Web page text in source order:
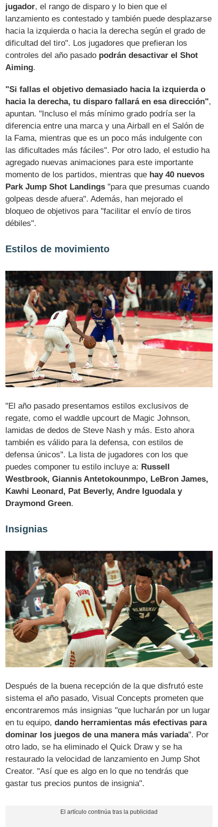
jugador, el rango de disparo y lo bien que el
lanzamiento es contestado y también puede desplazarse
hacia la izquierda o hacia la derecha según el grado de
dificultad del tiro". Los jugadores que prefieran los
controles del año pasado podrán desactivar el Shot
Aiming.
"Si fallas el objetivo demasiado hacia la izquierda o
hacia la derecha, tu disparo fallará en esa dirección",
apuntan. "Incluso el más mínimo grado podría ser la
diferencia entre una marca y una Airball en el Salón de
la Fama, mientras que es un poco más indulgente con
las dificultades más fáciles". Por otro lado, el estudio ha
agregado nuevas animaciones para este importante
momento de los partidos, mientras que hay 40 nuevos
Park Jump Shot Landings "para que presumas cuando
golpeas desde afuera". Además, han mejorado el
bloqueo de objetivos para "facilitar el envío de tiros
débiles".
Estilos de movimiento
"El año pasado presentamos estilos exclusivos de
regate, como el waddle upcourt de Magic Johnson,
lamidas de dedos de Steve Nash y más. Esto ahora
también es válido para la defensa, con estilos de
defensa únicos". La lista de jugadores con los que
puedes componer tu estilo incluye a: Russell
Westbrook, Giannis Antetokounmpo, LeBron James,
Kawhi Leonard, Pat Beverly, Andre Iguodala y
Draymond Green.
Insignias
Después de la buena recepción de la que disfrutó este
sistema el año pasado, Visual Concepts prometen que
encontraremos más insignias "que lucharán por un lugar
en tu equipo,dando herramientas más efectivas para
dominar los juegos de una manera más variada". Por
otro lado, se ha eliminado el Quick Draw y se ha
restaurado la velocidad de lanzamiento en Jump Shot
Creator. "Así que es algo en lo que no tendrás que
gastar tus precios puntos de insignia".